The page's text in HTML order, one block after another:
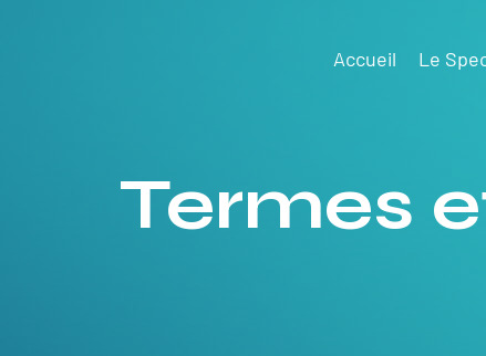
Accueil Le
Termes